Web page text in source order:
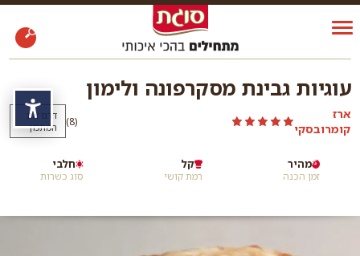
עוגיות גבינת מסקרפונה ולימון
ארז
קומרובסקי
(8
)
דרגו את
המתכון
זמן הכנה
מהיר
רמת קושי
קל
סוג כשרות
חלבי